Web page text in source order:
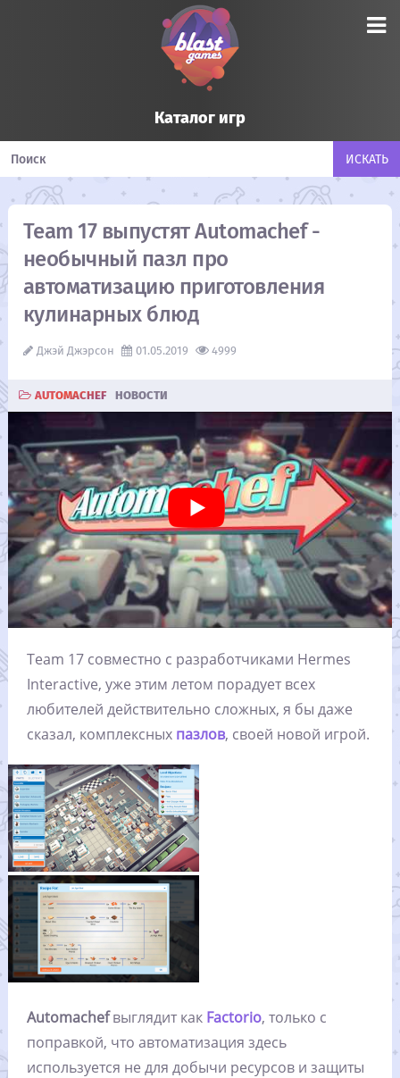
Каталог игр
Team 17 выпустят Automachef -
необычный пазл про
автоматизацию приготовления
кулинарных блюд
Джэй Джэрсон 01.05.2019 4999
AUTOMACHEF НОВОСТИ
Team 17 совместно с разработчиками Hermes
Interactive, уже этим летом порадует всех
любителей действительно сложных, я бы даже
сказал, комплексных пазлов, своей новой игрой.
Automachefвыглядит как Factorio, только с
поправкой, что автоматизация здесь
используется не для добычи ресурсов и защиты